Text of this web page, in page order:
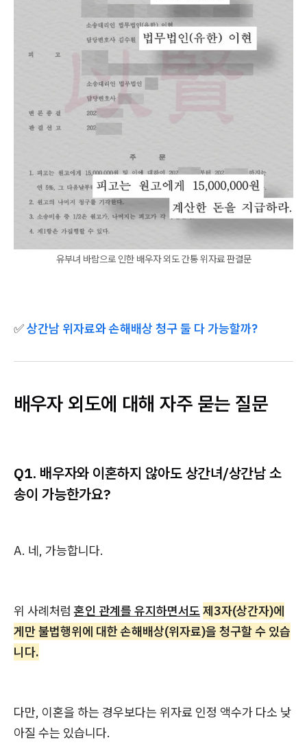
유부녀 바람으로 인한 배우자 외도 간통 위자료 판결문
✅상간남 위자료와 손해배상 청구 둘 다 가능할까?
배우자 외도에 대해 자주 묻는 질문
Q1. 배우자와 이혼하지 않아도 상간녀/상간남 소
송이 가능한가요?
A. 네, 가능합니다.
위 사례처럼혼인 관계를 유지하면서도제3자(상간자)에
게만 불법행위에 대한 손해배상(위자료)을 청구할 수 있습
니다.
다만, 이혼을 하는 경우보다는 위자료 인정 액수가 다소 낮
아질 수는 있습니다.